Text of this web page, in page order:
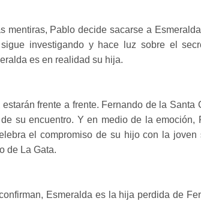
mentiras, Pablo decide sacarse a
investigando y hace luz sobre el
es en realidad su hija.
frente a frente. Fernando de la
su encuentro. Y en medio de la emoción,
el compromiso de su hijo con la
de La Gata.
Esmeralda es la hija perdida de